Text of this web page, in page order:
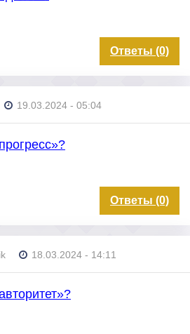
Ответы (0)
19.03.2024 - 05:04
Ответы (0)
18.03.2024 - 14:11